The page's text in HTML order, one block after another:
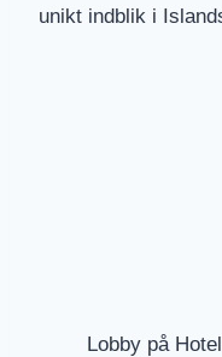
unikt indblik i
Lobby på